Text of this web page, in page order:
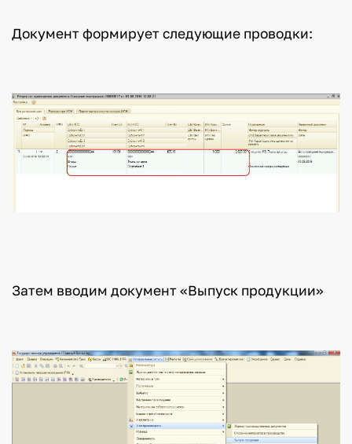
Документ формирует следующие проводки:
Затем вводим документ «Выпуск продукции»